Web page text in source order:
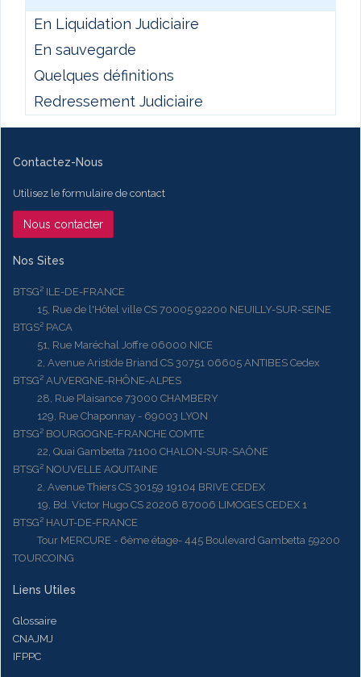
En Liquidation Judiciaire
En sauvegarde
Quelques définitions
Redressement Judiciaire
Contactez-Nous
Utilisez le formulaire de contact
Nous contacter
Nos Sites
BTSG² ILE-DE-FRANCE
15, Rue de l'Hôtel ville CS 70005 92200 NEUILLY-SUR-SEINE
BTGS² PACA
51, Rue Maréchal Joffre 06000 NICE
2, Avenue Aristide Briand CS 30751 06605 ANTIBES Cedex
BTSG² AUVERGNE-RHÔNE-ALPES
28, Rue Plaisance 73000 CHAMBERY
129, Rue Chaponnay - 69003 LYON
BTSG² BOURGOGNE-FRANCHE COMTE
22, Quai Gambetta 71100 CHALON-SUR-SAÔNE
BTSG² NOUVELLE AQUITAINE
2, Avenue Thiers CS 30159 19104 BRIVE CEDEX
19, Bd. Victor Hugo CS 20206 87006 LIMOGES CEDEX 1
BTSG² HAUT-DE-FRANCE
Tour MERCURE - 6ème étage- 445 Boulevard Gambetta 59200
TOURCOING
Liens Utiles
Glossaire
CNAJMJ
IFPPC